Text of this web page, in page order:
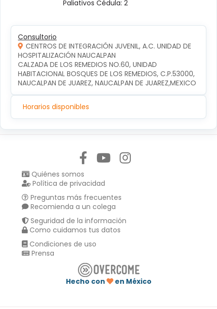
Paliativos Cédula: 2
Consultorio
CENTROS DE INTEGRACIÓN JUVENIL, A.C. UNIDAD DE
HOSPITALIZACIÓN NAUCALPAN
CALZADA DE LOS REMEDIOS NO.60, UNIDAD
HABITACIONAL BOSQUES DE LOS REMEDIOS, C.P.53000,
NAUCALPAN DE JUAREZ, NAUCALPAN DE JUAREZ,MEXICO
Horarios disponibles
Quiénes somos
Política de privacidad
Preguntas más frecuentes
Recomienda a un colega
Seguridad de la información
Como cuidamos tus datos
Condiciones de uso
Prensa
Hecho con
en México